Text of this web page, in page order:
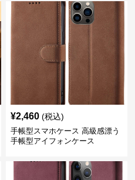
¥2,460 (税込)
手帳型スマホケース 高級感漂う
手帳型アイフォンケース